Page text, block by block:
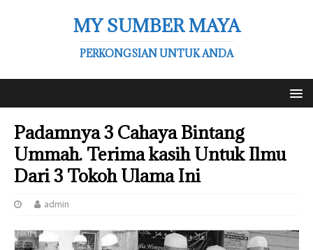
MY SUMBER MAYA
PERKONGSIAN UNTUK ANDA
Padamnya 3 Cahaya Bintang
Ummah. Terima kasih Untuk Ilmu
Dari 3 Tokoh Ulama Ini
admin